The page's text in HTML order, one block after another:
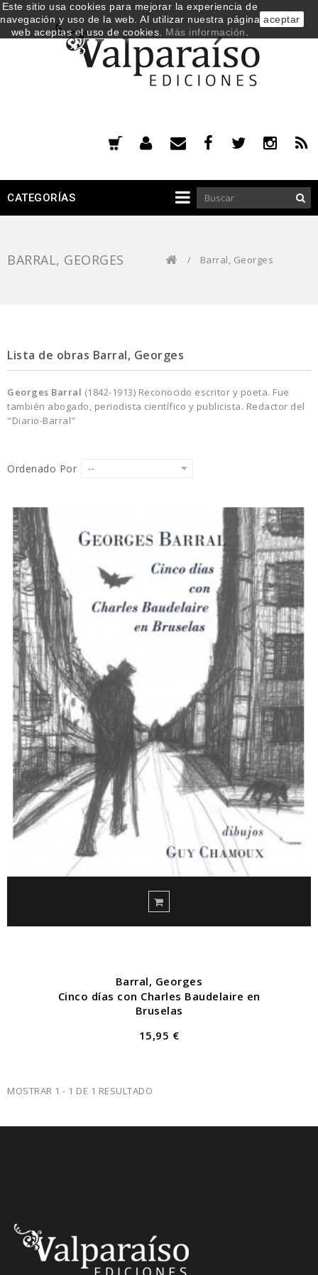
CATEGORÍAS
BARRAL, GEORGES / Barral, Georges
Lista de obras Barral, Georges
Georges Barral (1842-1913) Reconocido escritor y poeta. Fue
también abogado, periodista científico y publicista. Redactor del
"Diario-Barral"
Ordenado Por --
Barral, Georges
Cinco días con Charles Baudelaire en
Bruselas
15,95 €
MOSTRAR 1 - 1 DE 1 RESULTADO
Este sitio usa cookies para mejorar la experiencia de
navegación y uso de la web. Al utilizar nuestra página
web aceptas el uso de cookies. Más información
aceptar